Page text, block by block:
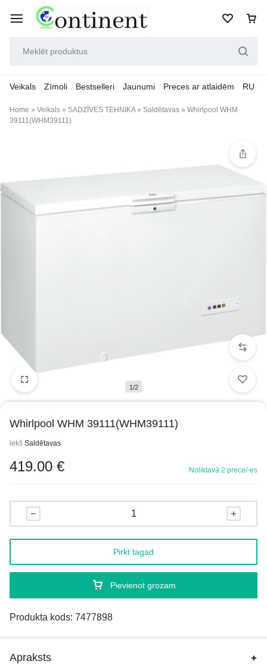
Veikals Zīmoli Bestselleri Jaunumi Preces ar atlaidēm RU
Home » Veikals » SADZĪVES TEHNIKA» Saldētavas » Whirlpool WHM
39111(WHM39111)
1/2
Whirlpool WHM 39111(WHM39111)
iekš Saldētavas
419.00 € Noliktavā 2 prece/-es
Pievienot grozam
Pirkt tagad
Produkta kods: 7477898
Apraksts